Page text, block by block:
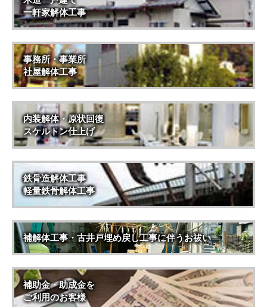
一軒家解体工事
事務所・事業所
社屋解体工事
内装解体・原状回復
スケルトン仕上げ
鉄骨造解体工事
軽量鉄骨解体工事
補解体工事・古井戸埋め戻し工事に伴うお祓い
補助金・助成金を
ご利用のお客様